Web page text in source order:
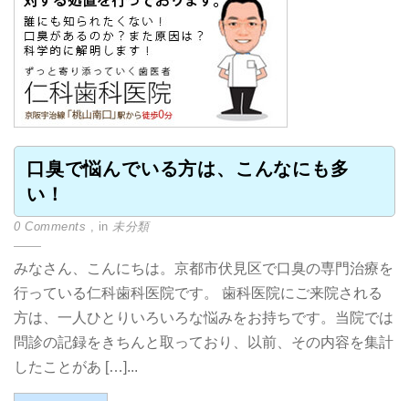
口臭で悩んでいる方は、こんなにも多
い！
0 Comments , in 未分類
みなさん、こんにちは。京都市伏見区で口臭の専門治療を
行っている仁科歯科医院です。 歯科医院にご来院される
方は、一人ひとりいろいろな悩みをお持ちです。当院では
問診の記録をきちんと取っており、以前、その内容を集計
したことがあ […]...